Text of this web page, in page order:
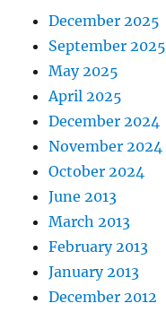
December 2025
September 2025
May 2025
April 2025
December 2024
November 2024
October 2024
June 2013
March 2013
February 2013
January 2013
December 2012